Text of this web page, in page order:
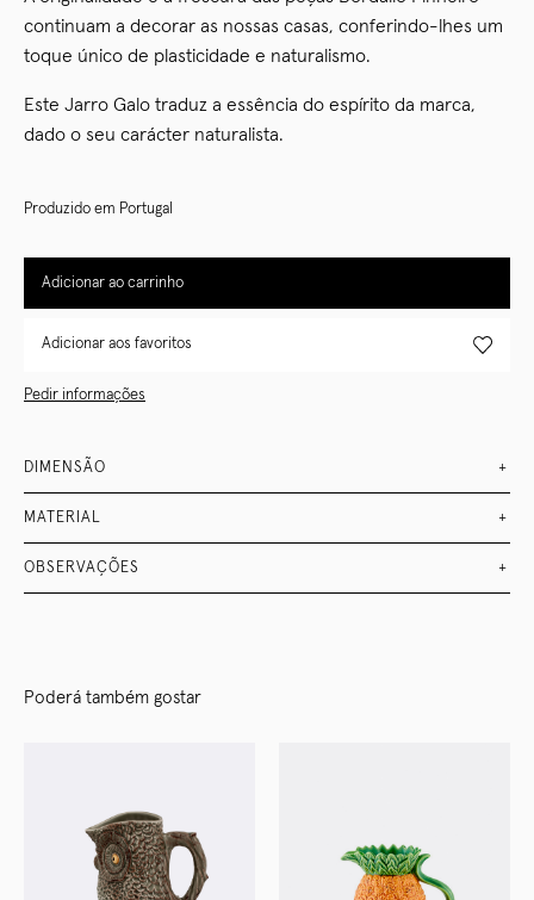
continuam a decorar as nossas casas, conferindo-lhes um
toque único de plasticidade e naturalismo.
Este Jarro Galo traduz a essência do espírito da marca,
dado o seu carácter naturalista.
Produzido em Portugal
Adicionar ao carrinho
Adicionar aos favoritos
Pedir informações
DIMENSÃO +
MATERIAL +
OBSERVAÇÕES +
Poderá também gostar